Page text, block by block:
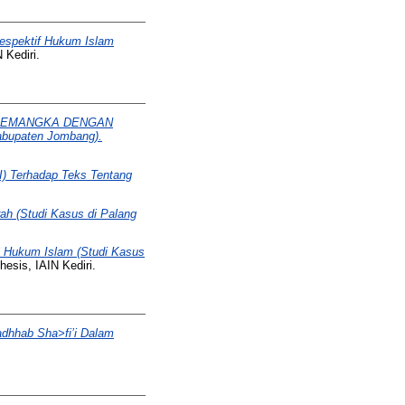
Hukum Islam
Kediri.
DENGAN
Jombang).
Terhadap Teks Tentang
(Studi Kasus di Palang
Islam (Studi Kasus
IAIN Kediri.
Sha>fi’i Dalam